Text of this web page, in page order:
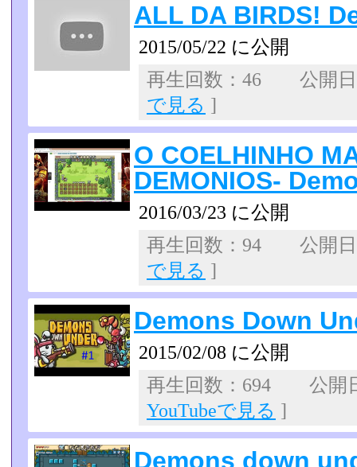
ALL DA BIRDS!
2015/05/22 に公開
再生回数：46 公開
で見る ]
O COELHINHO
DEMONIOS-
2016/03/23 に公開
再生回数：94 公開
で見る ]
Demons Down
2015/02/08 に公開
再生回数：694 公開
YouTubeで見る ]
Demons down